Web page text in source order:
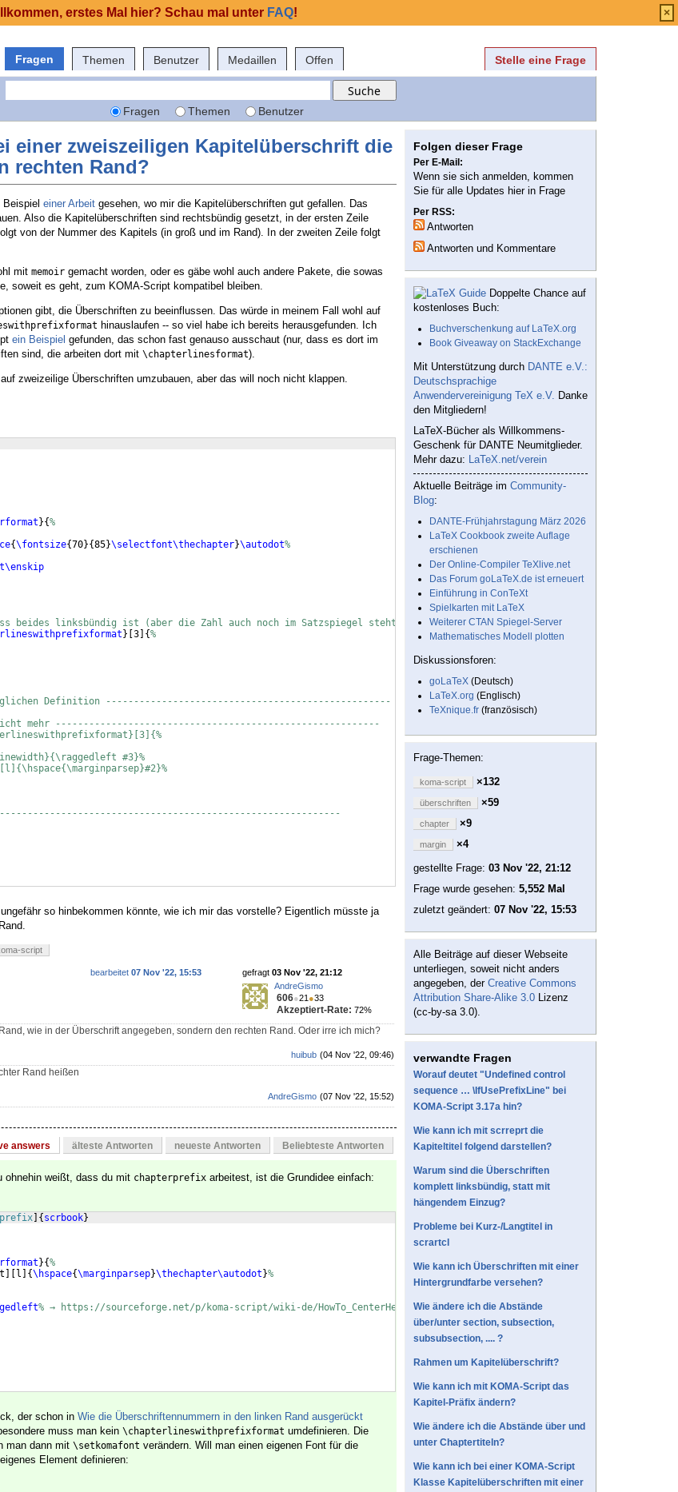
Fragen Themen Benutzer Medaillen Offen Stelle eine Frage
Fragen Themen Benutzer
einer zweiszeiligen Kapitelüberschrift die
rechten Rand?
einer Arbeit gesehen, wo mir die Kapitelüberschriften gut gefallen. Das
Also die Kapitelüberschriften sind rechtsbündig gesetzt, in der ersten Zeile
von der Nummer des Kapitels (in groß und im Rand). In der zweiten Zeile folgt
mit memoir gemacht worden, oder es gäbe wohl auch andere Pakete, die sowas
soweit es geht, zum KOMA-Script kompatibel bleiben.
gibt, die Überschriften zu beeinflussen. Das würde in meinem Fall wohl auf
hinauslaufen -- so viel habe ich bereits herausgefunden. Ich
ein Beispiel gefunden, das schon fast genauso ausschaut (nur, dass es dort im
sind, die arbeiten dort mit \chapterlinesformat).
zweizeilige Überschriften umzubauen, aber das will noch nicht klappen.
}{%
{\fontsize{70}{85}\selectfont\thechapter}\autodot%
beides linksbündig ist (aber die Zahl auch noch im Satzspiegel steht) ------
} 3 {%
Definition ---------------------------------------------------
nicht mehr ----------------------------------------------------------
#3}%
so hinbekommen könnte, wie ich mir das vorstelle? Eigentlich müsste ja
script
gefragt 03 Nov '22, 21:12
AndreGismo
606●21 ●33
Akzeptiert-Rate: 72%
bearbeitet 07 Nov '22, 15:53
wie in der Überschrift angegeben, sondern den rechten Rand. Oder irre ich mich?
(04 Nov '22, 09:46)
huibub
Rand heißen
(07 Nov '22, 15:52)
AndreGismo
answers älteste Antworten neueste Antworten Beliebteste Antworten
ohnehin weißt, dass du mit chapterprefix arbeitest, ist die Grundidee einfach:
{ scrbook}
}{%
l {\hspace{\marginparsep}\thechapter\autodot }%
% → https://sourceforge.net/p/koma-script/wiki-de/HowTo_CenterHeading/
der schon in Wie die Überschriftennummern in den linken Rand ausgerückt
muss man kein \chapterlineswithprefixformat umdefinieren. Die
man dann mit \setkomafont verändern. Will man einen eigenen Font für die
Element definieren:
Folgen dieser Frage
Per E-Mail:
Wenn sie sich anmelden, kommen
Sie für alle Updates hier in Frage
Per RSS:
Antworten
Antworten und Kommentare
Doppelte Chance auf
kostenloses Buch:
Buchverschenkung auf LaTeX.org
Book Giveaway on StackExchange
Mit Unterstützung durch DANTE e.V.:
Deutschsprachige
Anwendervereinigung TeX e.V. Danke
den Mitgliedern!
LaTeX-Bücher als Willkommens-
Geschenk für DANTE Neumitglieder.
Mehr dazu: LaTeX.net/verein
Aktuelle Beiträge im Community-
Blog:
DANTE-Frühjahrstagung März 2026
LaTeX Cookbook zweite Auflage
erschienen
Der Online-Compiler TeXlive.net
Das Forum goLaTeX.de ist erneuert
Einführung in ConTeXt
Spielkarten mit LaTeX
Weiterer CTAN Spiegel-Server
Mathematisches Modell plotten
Diskussionsforen:
goLaTeX (Deutsch)
LaTeX.org (Englisch)
TeXnique.fr (französisch)
Frage-Themen:
koma-script ×132
überschriften ×59
chapter ×9
margin
×4
gestellte Frage: 03 Nov '22, 21:12
Frage wurde gesehen: 5,552 Mal
zuletzt geändert: 07 Nov '22, 15:53
Alle Beiträge auf dieser Webseite
unterliegen, soweit nicht anders
angegeben, der Creative Commons
Attribution Share-Alike 3.0 Lizenz
(cc-by-sa 3.0).
verwandte Fragen
Worauf deutet "Undefined control
sequence … \IfUsePrefixLine" bei
KOMA-Script 3.17a hin?
Wie kann ich mit scrreprt die
Kapiteltitel folgend darstellen?
Warum sind die Überschriften
komplett linksbündig, statt mit
hängendem Einzug?
Probleme bei Kurz-/Langtitel in
scrartcl
Wie kann ich Überschriften mit einer
Hintergrundfarbe versehen?
Wie ändere ich die Abstände
über/unter section, subsection,
subsubsection, .... ?
Rahmen um Kapitelüberschrift?
Wie kann ich mit KOMA-Script das
Kapitel-Präfix ändern?
Wie ändere ich die Abstände über und
unter Chaptertiteln?
Wie kann ich bei einer KOMA-Script
Klasse Kapitelüberschriften mit einer
erstes Mal hier? Schau mal unter FAQ! ×